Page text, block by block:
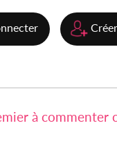
à commenter